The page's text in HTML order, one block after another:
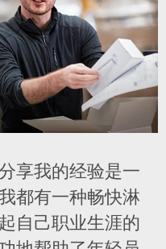
享我的经验是一
都有一种畅快淋
自己职业生涯的